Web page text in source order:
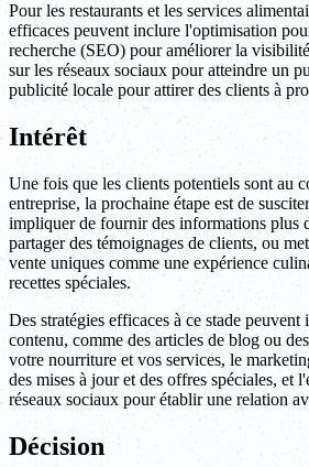
Pour les restaurants et les services
efficaces peuvent inclure l'optimisation
recherche (SEO) pour améliorer la
sur les réseaux sociaux pour atteindre un
publicité locale pour attirer des clients à
Intérêt
Une fois que les clients potentiels sont au
entreprise, la prochaine étape est de
impliquer de fournir des informations plus
partager des témoignages de clients, ou
vente uniques comme une expérience
recettes spéciales.
Des stratégies efficaces à ce stade
contenu, comme des articles de blog ou
votre nourriture et vos services, le
des mises à jour et des offres spéciales, et
réseaux sociaux pour établir une relation
Décision